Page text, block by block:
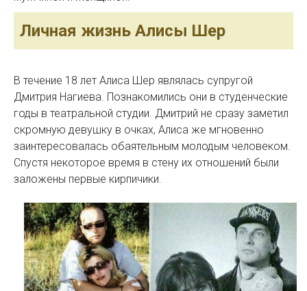
Личная жизнь Алисы Шер
В течение 18 лет Алиса Шер являлась супругой
Дмитрия Нагиева. Познакомились они в студенческие
годы в театральной студии. Дмитрий не сразу заметил
скромную девушку в очках, Алиса же мгновенно
заинтересовалась обаятельным молодым человеком.
Спустя некоторое время в стену их отношений были
заложены первые кирпичики.